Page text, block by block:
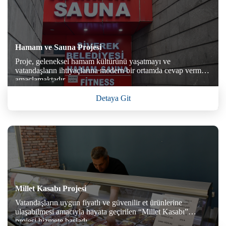
Hamam ve Sauna Projesi
Proje, geleneksel hamam kültürünü yaşatmayı ve
vatandaşların ihtiyaçlarına modern bir ortamda cevap vermeyi
amaçlamaktadır.
Detaya Git
Millet Kasabı Projesi
Vatandaşların uygun fiyatlı ve güvenilir et ürünlerine
ulaşabilmesi amacıyla hayata geçirilen “Millet Kasabı”
projesi hizmete başladı.